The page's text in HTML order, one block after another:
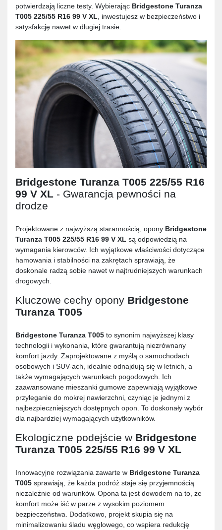
potwierdzają liczne testy. Wybierając Bridgestone Turanza
T005 225/55 R16 99 V XL, inwestujesz w bezpieczeństwo i
satysfakcję nawet w długiej trasie.
Bridgestone Turanza T005 225/55 R16
99 V XL - Gwarancja pewności na
drodze
Projektowane z najwyższą starannością, opony Bridgestone
Turanza T005 225/55 R16 99 V XL są odpowiedzią na
wymagania kierowców. Ich wyjątkowe właściwości dotyczące
hamowania i stabilności na zakrętach sprawiają, że
doskonale radzą sobie nawet w najtrudniejszych warunkach
drogowych.
Kluczowe cechy opony Bridgestone
Turanza T005
Bridgestone Turanza T005 to synonim najwyższej klasy
technologii i wykonania, które gwarantują niezrównany
komfort jazdy. Zaprojektowane z myślą o samochodach
osobowych i SUV-ach, idealnie odnajdują się w letnich, a
także wymagających warunkach pogodowych. Ich
zaawansowane mieszanki gumowe zapewniają wyjątkowe
przyleganie do mokrej nawierzchni, czyniąc je jednymi z
najbezpieczniejszych dostępnych opon. To doskonały wybór
dla najbardziej wymagających użytkowników.
Ekologiczne podejście w Bridgestone
Turanza T005 225/55 R16 99 V XL
Innowacyjne rozwiązania zawarte w Bridgestone Turanza
T005 sprawiają, że każda podróż staje się przyjemnością
niezależnie od warunków. Opona ta jest dowodem na to, że
komfort może iść w parze z wysokim poziomem
bezpieczeństwa. Dodatkowo, projekt skupia się na
minimalizowaniu śladu węglowego, co wspiera redukcję